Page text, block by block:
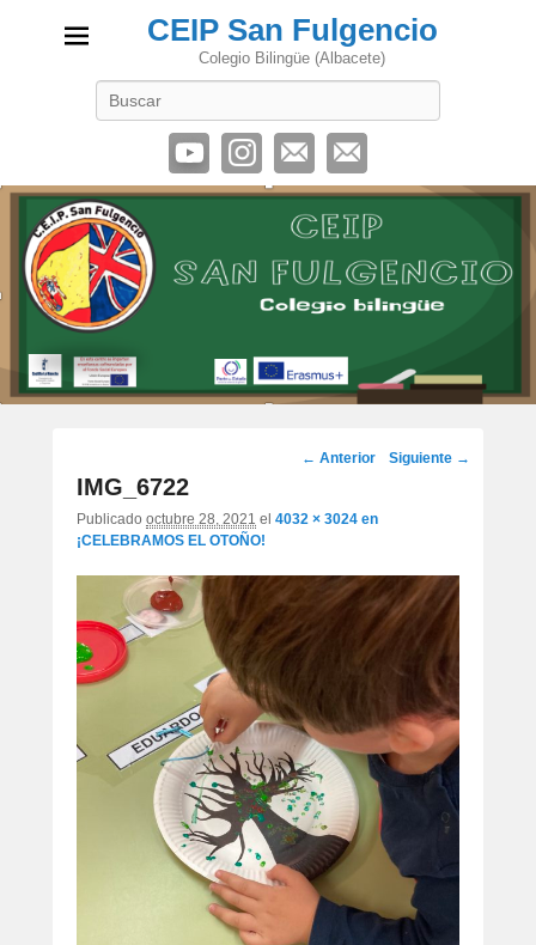
CEIP San Fulgencio
Colegio Bilingüe (Albacete)
Navegación
← Anterior Siguiente →
IMG_6722
Publicado octubre 28, 2021 el 4032 × 3024 en
¡CELEBRAMOS EL OTOÑO!